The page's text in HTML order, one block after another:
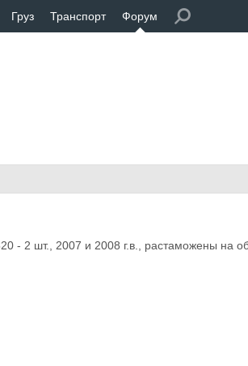
Груз Транспорт Форум
- 2 шт., 2007 и 2008 г.в., растаможены на